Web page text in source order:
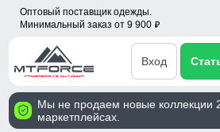
Оптовый поставщик одежды.
Минимальный заказ от 9 900 p
Вход
Мы не продаем новые коллекции
маркетплейсах.